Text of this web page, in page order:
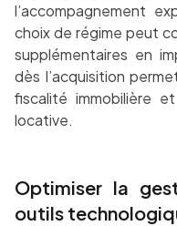
l’accompagnement
choix de régime peut
supplémentaires en
dès l’acquisition
fiscalité immobilière
locative.
Optimiser la
outils